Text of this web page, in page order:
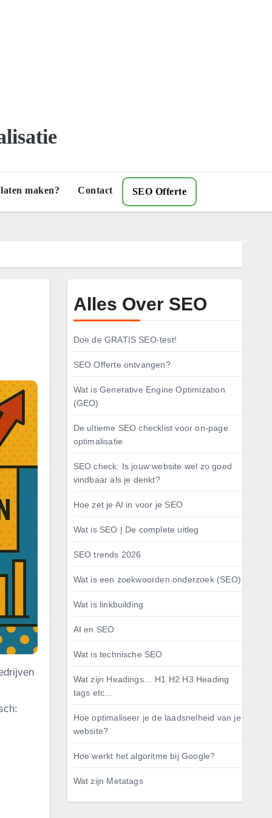
maken? Contact SEO Offerte
Alles Over SEO
Doe de GRATIS SEO-test!
SEO Offerte ontvangen?
Wat is Generative Engine Optimization
(GEO)
De ultieme SEO checklist voor on-page
optimalisatie
SEO check: Is jouw website wel zo goed
vindbaar als je denkt?
Hoe zet je AI in voor je SEO
Wat is SEO | De complete uitleg
SEO trends 2026
Wat is een zoekwoorden onderzoek (SEO)
Wat is linkbuilding
AI en SEO
Wat is technische SEO
Wat zijn Headings… H1 H2 H3 Heading
tags etc…
Hoe optimaliseer je de laadsnelheid van je
website?
Hoe werkt het algoritme bij Google?
Wat zijn Metatags